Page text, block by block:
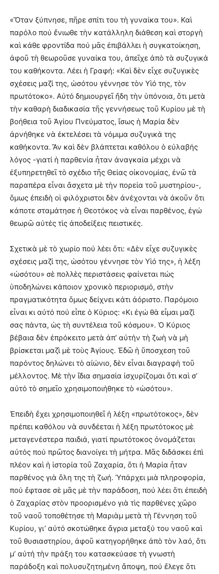
«Ὅταν ξύπνησε, πῆρε σπίτι του τὴ γυναίκα του». Καὶ
παρόλο πού ἔνιωθε τὴν κατάλληλη διάθεση καὶ στοργὴ
καὶ κάθε φροντίδα πού μᾶς ἐπιβάλλει ἡ συγκατοίκηση,
ἀφοῦ τὴ θεωροῦσε γυναίκα του, ἀπεῖχε ἀπὸ τὰ συζυγικά
του καθήκοντα. Λέει ἡ Γραφή: «Καὶ δὲν εἶχε συζυγικὲς
σχέσεις μαζί της, ὡσότου γέννησε τὸν Υἱό της, τὸν
πρωτότοκο». Αὐτό δημιουργεῖ ἤδη τὴν ὑπόνοια, ὅτι μετὰ
τὴν καθαρὴ διαδικασία τῆς γεννήσεως τοῦ Κυρίου μὲ τὴ
βοήθεια τοῦ Ἁγίου Πνεύματος, ἴσως ἡ Μαρία δὲν
ἀρνήθηκε νὰ ἐκτελέσει τὰ νόμιμα συζυγικά της
καθήκοντα. Ἂν καὶ δὲν βλάπτεται καθόλου ὁ εὐλαβής
λόγος -γιατί ἡ παρθενία ἦταν ἀναγκαία μέχρι νὰ
ἐξυπηρετηθεῖ τὸ σχέδιο τῆς Θείας οἰκονομίας, ἐνῶ τὰ
παραπέρα εἶναι ἄσχετα μὲ τὴν πορεία τοῦ μυστηρίου-,
ὅμως ἐπειδὴ οἱ φιλόχριστοι δὲν ἀνέχονται νὰ ἀκοῦν ὅτι
κάποτε σταμάτησε ἡ Θεοτόκος νὰ εἶναι παρθένος, ἐγώ
θεωρῶ αὐτές τὶς ἀποδείξεις πειστικές.
Σχετικὰ μὲ τὸ χωρίο πού λέει ὅτι: «Δὲν εἶχε συζυγικὲς
σχέσεις μαζί της, ὡσότου γέννησε τὸν Υἱό της», ἡ λέξη
«ὡσότου» σὲ πολλὲς περιστάσεις φαίνεται πώς
ὑποδηλώνει κάποιον χρονικὸ περιορισμό, στὴν
πραγματικότητα ὅμως δείχνει κάτι ἀόριστο. Παρόμοιο
εἶναι κι αὐτό πού εἶπε ὁ Κύριος: «Κι ἐγώ θὰ εἶμαι μαζί
σας πάντα, ὡς τὴ συντέλεια τοῦ κόσμου». Ὁ Κύριος
βέβαια δὲν ἐπρόκειτο μετὰ ἀπ’ αὐτήν τὴ ζωὴ νὰ μὴ
βρίσκεται μαζὶ μὲ τοὺς Ἁγίους. Ἐδῶ ἡ ὕποσχεση τοῦ
παρόντος δηλώνει τὸ αἰώνιο, δὲν εἶναι διαγραφὴ τοῦ
μέλλοντος. Μὲ τὴν ἴδια σημασία ἰσχυρίζομαι ὅτι καὶ σ’
αὐτό τὸ σημεῖο χρησιμοποιήθηκε τὸ «ὡσότου».
Ἐπειδὴ ἔχει χρησιμοποιηθεῖ ἡ λέξη «πρωτότοκος», δὲν
πρέπει καθόλου νὰ συνδέεται ἡ λέξη πρωτότοκος μὲ
μεταγενέστερα παιδιά, γιατί πρωτότοκος ὀνομάζεται
αὐτός πού πρῶτος διανοίγει τὴ μήτρα. Μᾶς διδάσκει ἐπὶ
πλέον καὶ ἡ ἱστορία τοῦ Ζαχαρία, ὅτι ἡ Μαρία ἦταν
παρθένος γιὰ ὅλη της τὴ ζωή. Ὑπάρχει μιὰ πληροφορία,
πού ἔφτασε σὲ μᾶς μὲ τὴν παράδοση, πού λέει ὅτι ἐπειδὴ
ὁ Ζαχαρίας στὸν προορισμένο γιὰ τὶς παρθένες χῶρο
τοῦ ναοῦ τοποθέτησε τὴ Μαριὰμ μετὰ τὴ Γέννηση τοῦ
Κυρίου, γι’ αὐτό σκοτώθηκε ἄγρια μεταξύ του ναοῦ καὶ
τοῦ θυσιαστηρίου, ἀφοῦ κατηγορήθηκε ἀπὸ τὸν λαό, ὅτι
μ’ αὐτή τὴν πράξη του κατασκεύασε τὴ γνωστὴ
παράδοξη καὶ πολυσυζητημένη ἄποψη, πού ἔλεγε ὅτι